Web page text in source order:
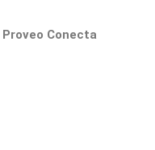
Proveo Conecta